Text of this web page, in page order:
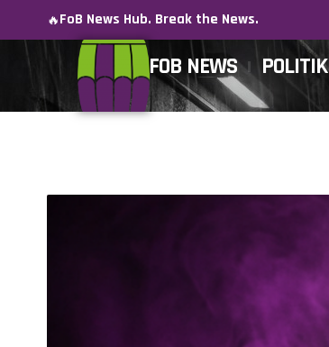
🔥FoB News Hub. Break the News.
FOB NEWS POLITIK